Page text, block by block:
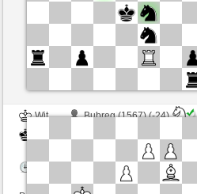
Wit
Bubreg (1567) (-24)
Speelduur: 6 minutes/side + 0